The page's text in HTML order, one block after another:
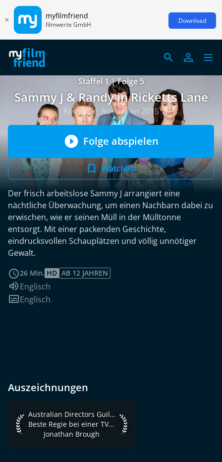
myfilmfriend
filmwerte GmbH Download
Staffel 1 | Folge 5
Sammy J & Randy in Ricketts Lane
Komödie, Australien 2015
Folge abspielen
Watchlist
Der frisch arbeitslose Sammy J arrangiert eine
nächtliche Überwachung, um einen Nachbarn dabei zu
erwischen, wie er seinen Müll in der Mülltonne
entsorgt. Mit einer packenden Geschichte,
eindrucksvollen Schauplätzen und völlig unnötiger
Gewalt.
26 Min. HD AB 12 JAHREN
Sprache:
Englisch
Untertitel:
Englisch
Auszeichnungen
Australian Directors Guild Awards 2016 Beste Regie bei
Australian Directors Guild Awards 2016
Beste Regie bei einer TV-Komödie
Jonathan Brough